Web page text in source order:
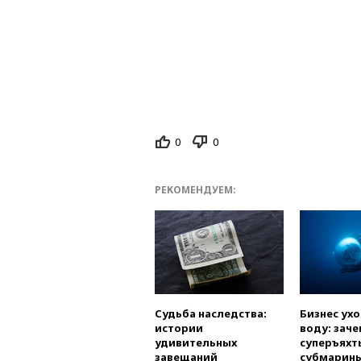
0 0
РЕКОМЕНДУЕМ:
Судьба наследства:
истории
удивительных
завещаний
Бизнес
воду: